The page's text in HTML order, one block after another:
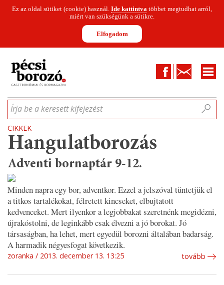
Ez az oldal sütiket (cookie) használ. Ide kattintva többet megtudhat arról,
miért van szükségünk a sütikre.
Elfogadom
FacebookKapcsolat
CIKKEKHÍREKINFOGRAFIKÁKMUNKATÁRSAKWINESOFA
Írja be a keresett kifejezést
CIKKEK
Hangulatborozás
Adventi bornaptár 9-12.
Minden napra egy bor, adventkor. Ezzel a jelszóval tüntetjük el
a titkos tartalékokat, félretett kincseket, elbujtatott
kedvenceket. Mert ilyenkor a legjobbakat szeretnénk megidézni,
újrakóstolni, de leginkább csak élvezni a jó borokat. Jó
társaságban, ha lehet, mert egyedül borozni általában badarság.
A harmadik négyesfogat következik.
zoranka 2013. december 13. 13:25 tovább